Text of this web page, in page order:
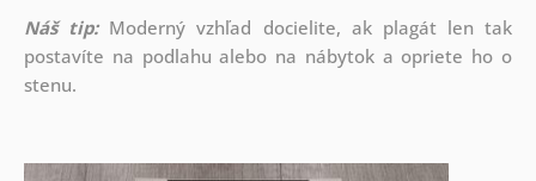
Náš tip: Moderný vzhľad docielite, ak plagát len tak
postavíte na podlahu alebo na nábytok a opriete ho o
stenu.